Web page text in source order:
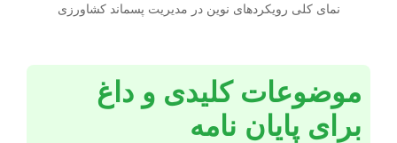
نمای کلی رویکردهای نوین در مدیریت پسماند کشاورزی
موضوعات کلیدی و داغ
برای پایان نامه